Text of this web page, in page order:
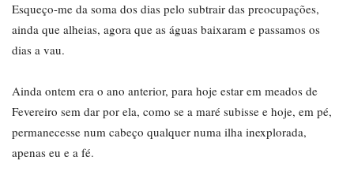
Esqueço-me da soma dos dias pelo subtrair das preocupações,
ainda que alheias, agora que as águas baixaram e passamos os
dias a vau.
Ainda ontem era o ano anterior, para hoje estar em meados de
Fevereiro sem dar por ela, como se a maré subisse e hoje, em pé,
permanecesse num cabeço qualquer numa ilha inexplorada,
apenas eu e a fé.